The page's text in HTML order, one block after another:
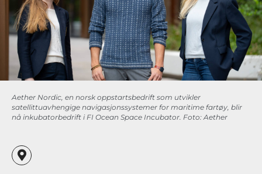
Aether Nordic, en norsk oppstartsbedrift som utvikler
satellittuavhengige navigasjonssystemer for maritime fartøy, blir
nå inkubatorbedrift i FI Ocean Space Incubator. Foto: Aether